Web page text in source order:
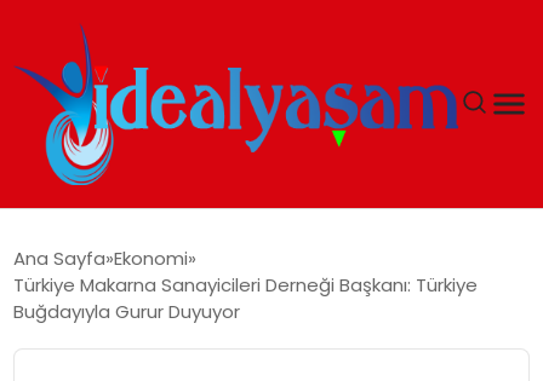
GÜNDEM
Ana Sayfa Ekonomi
Türkiye Makarna Sanayicileri Derneği Başkanı: Türkiye
Buğdayıyla Gurur Duyuyor